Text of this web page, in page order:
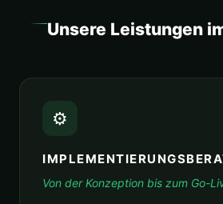
Unsere Leistungen
⚙️
Von der Konzeption bis zum Go-